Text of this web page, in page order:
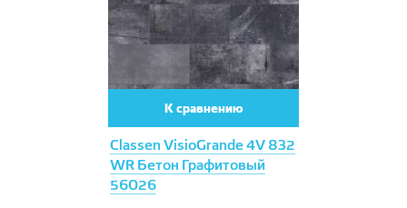
Classen VisioGrande 4V 832
WR Бетон Графитовый
56026
К сравнению